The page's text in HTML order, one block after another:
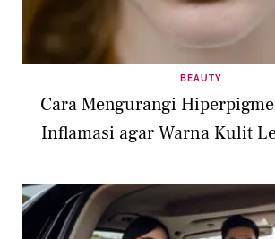
BEAUTY
Cara Mengurangi
Inflamasi agar Warna Kulit